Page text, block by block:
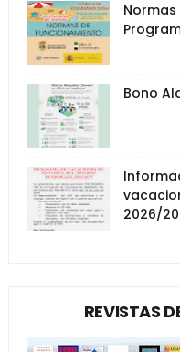
Bono
2026/
REVISTAS